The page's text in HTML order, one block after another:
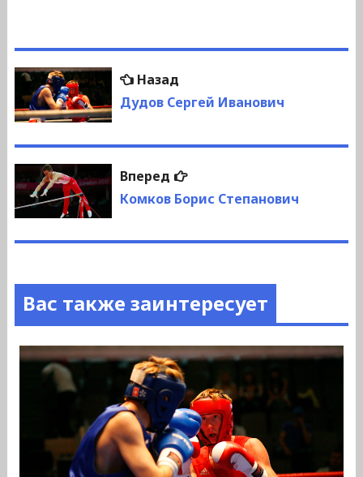
Навигация
по
записям
НазадПредыдущая
запись:
Дудов Сергей Иванович
Вперед
Следующая
запись:
Комков Борис Степанович
Вас также заинтересует